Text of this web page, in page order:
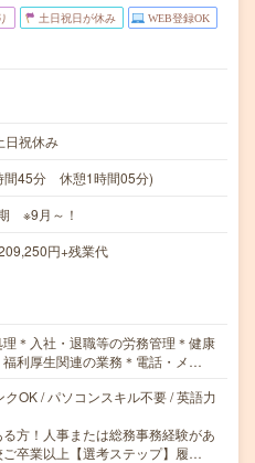
土日祝日が休み WEB登録OK
祝休み
間45分 休憩1時間05分)
※9月～！
円+残業代
＊入社・退職等の労務管理＊健康
利厚生関連の業務＊電話・メ…
OK / パソコンスキル不要 / 英語力
方！人事または総務事務経験があ
卒業以上【選考ステップ】履…